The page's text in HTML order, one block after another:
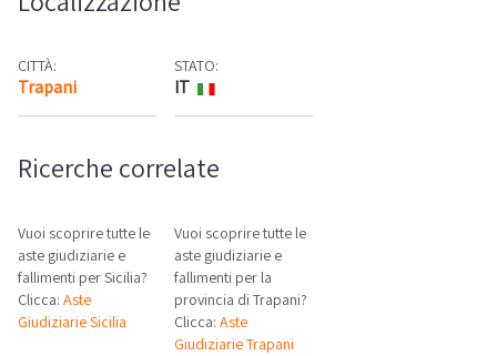
CITTÀ:
Trapani Mappa
STATO:
IT
Ricerche correlate
Vuoi scoprire tutte le
aste giudiziarie e
fallimenti per Sicilia?
Clicca: Aste
Giudiziarie Sicilia
Vuoi scoprire tutte le
aste giudiziarie e
fallimenti per la
provincia di Trapani?
Clicca:Aste
Giudiziarie Trapani